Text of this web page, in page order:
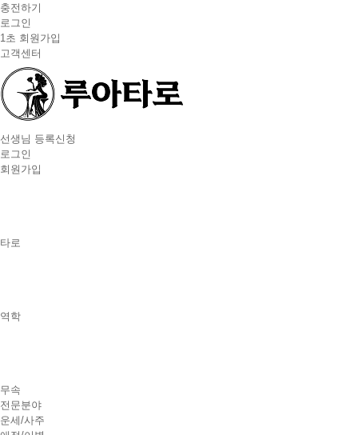
충전하기
로그인
1초 회원가입
고객센터
선생님 등록신청
로그인
회원가입
타로
역학
무속
전문분야
운세/사주